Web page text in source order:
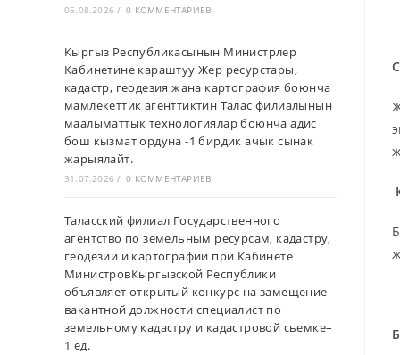
05.08.2026 / 0 КОММЕНТАРИЕВ
Кыргыз Республикасынын Министрлер
Кабинетине караштуу Жер ресурстары,
кадастр, геодезия жана картография боюнча
мамлекеттик агенттиктин Талас филиалынын
маалыматтык технологиялар боюнча адис
бош кызмат ордуна -1 бирдик ачык сынак
жарыялайт.
31.07.2026 / 0 КОММЕНТАРИЕВ
Таласский филиал Государственного
агентство по земельным ресурсам, кадастру,
геодезии и картографии при Кабинете
МинистровКыргызской Республики
объявляет открытый конкурс на замещение
вакантной должности специалист по
земельному кадастру и кадастровой сьемке–
1 ед.